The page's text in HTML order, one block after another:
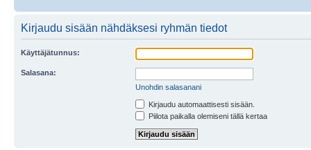
Kirjaudu sisään nähdäksesi ryhmän tiedot
Käyttäjätunnus:
Salasana:
Unohdin salasanani
Kirjaudu automaattisesti sisään.
Piilota paikalla olemiseni tällä kertaa